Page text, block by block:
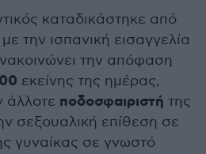
καταδικάστηκε από
την ισπανική εισαγγελία
την απόφαση
εκείνης της ημέρας,
άλλοτε ποδοσφαιριστή της
σεξουαλική επίθεση σε
γυναίκας σε γνωστό